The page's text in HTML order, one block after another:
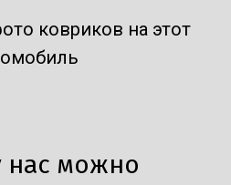
ковриков на этот
нас можно